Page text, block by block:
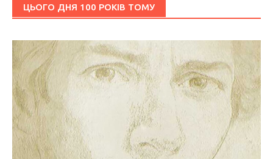
ЦЬОГО ДНЯ 100 РОКІВ ТОМУ